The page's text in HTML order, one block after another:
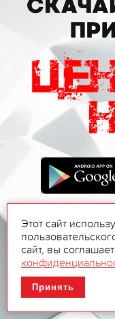
Этот сайт
сайт, вы
Принять